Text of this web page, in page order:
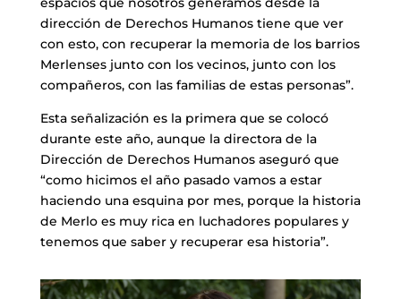
dirección de Derechos Humanos tiene que ver
con esto, con recuperar la memoria de los barrios
Merlenses junto con los vecinos, junto con los
compañeros, con las familias de estas personas”.
Esta señalización es la primera que se colocó
durante este año, aunque la directora de la
Dirección de Derechos Humanos aseguró que
“como hicimos el año pasado vamos a estar
haciendo una esquina por mes, porque la historia
de Merlo es muy rica en luchadores populares y
tenemos que saber y recuperar esa historia”.